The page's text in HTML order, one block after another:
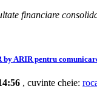
financiare
ARIR pentru
, cuvinte cheie: